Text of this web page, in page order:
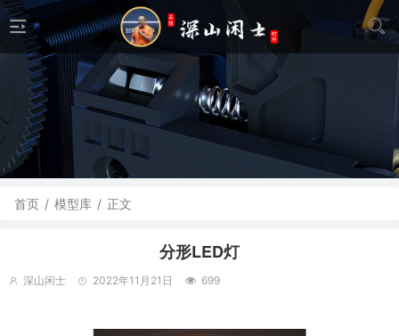
首页 / 模型库 / 正文
分形LED灯
深山闲士 2022年11月21日 699